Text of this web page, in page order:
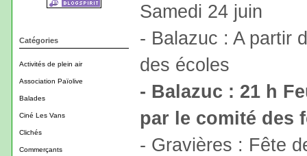
Catégories
Activités de plein air
Association Païolive
Balades
Ciné Les Vans
Clichés
Commerçants
Samedi 24 juin
- Balazuc : A partir
des écoles
- Balazuc : 21 h
par le comité des
- Gravières : Fête